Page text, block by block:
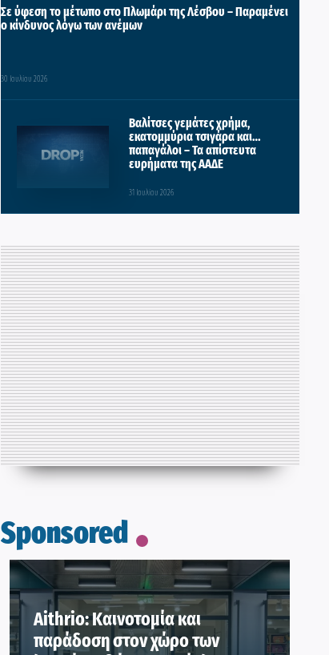
Σε ύφεση το μέτωπο στο Πλωμάρι της Λέσβου – Παραμένει
ο κίνδυνος λόγω των ανέμων
30 Ιουλίου 2026
Βαλίτσες γεμάτες χρήμα,
εκατομμύρια τσιγάρα και…
παπαγάλοι – Τα απίστευτα
ευρήματα της ΑΑΔΕ
31 Ιουλίου 2026
Sponsored
Aithrio: Καινοτομία και
παράδοση στον χώρο των